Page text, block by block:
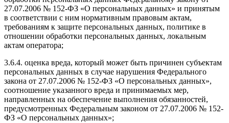
27.07.2006 № 152-ФЗ «О персональных данных» и принятым
в соответствии с ним нормативным правовым актам,
требованиям к защите персональных данных, политике в
отношении обработки персональных данных, локальным
актам оператора;
3.6.4. оценка вреда, который может быть причинен субъектам
персональных данных в случае нарушения Федерального
закона от 27.07.2006 № 152-ФЗ «О персональных данных»,
соотношение указанного вреда и принимаемых мер,
направленных на обеспечение выполнения обязанностей,
предусмотренных Федеральным законом от 27.07.2006 № 152-
ФЗ «О персональных данных»;